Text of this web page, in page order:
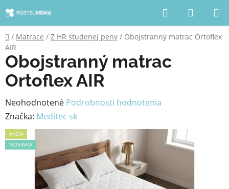
na
obsah
Hľadať
KOŠÍK
Domov
/ Matrace / Z HR studenej peny / Obojstranný matrac Ortoflex
AIR
Obojstranný matrac
Ortoflex AIR
Priemerné
hodnotenie
produktu
je
Neohodnotené Podrobnosti hodnotenia
Značka: Meditec sk
AKCIA
NOVINKA